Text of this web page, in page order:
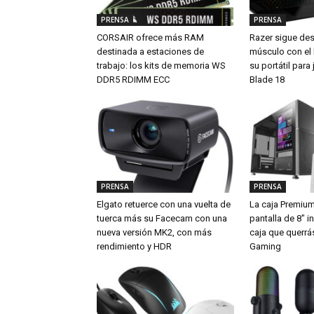
PRENSA
CORSAIR ofrece más RAM
destinada a estaciones de
trabajo: los kits de memoria WS
DDR5 RDIMM ECC
PRENSA
Razer sigue
músculo con el
su portátil para
Blade 18
PRENSA
Elgato retuerce con una vuelta de
tuerca más su Facecam con una
nueva versión MK2, con más
rendimiento y HDR
PRENSA
La caja
pantalla de 8″
caja que
Gaming